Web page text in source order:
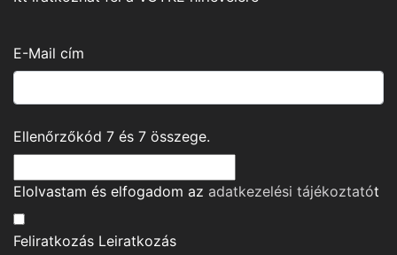
E-Mail cím
Ellenőrzőkód 7 és 7 összege.
Elolvastam és elfogadom az adatkezelési tájékoztatót
Feliratkozás Leiratkozás